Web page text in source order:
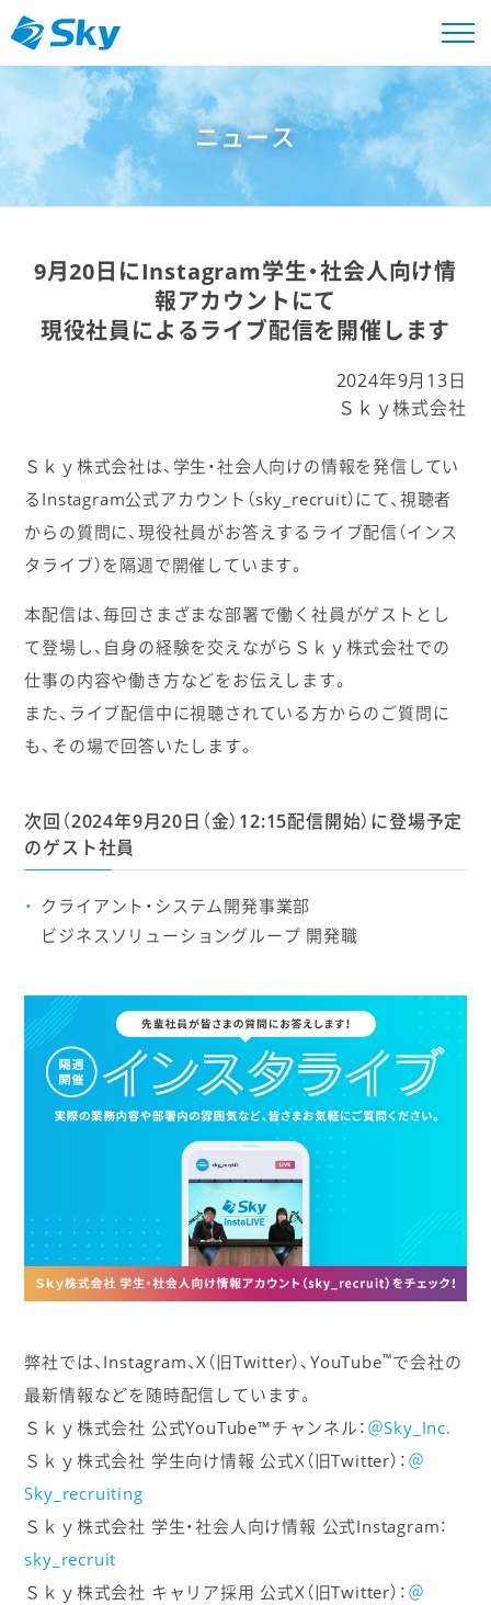
ニュース
9月20日にInstagram学生・社会人向け情
報アカウントにて
現役社員によるライブ配信を開催します
2024年9月13日
Ｓｋｙ株式会社
Ｓｋｙ株式会社は、学生・社会人向けの情報を発信してい
るInstagram公式アカウント（sky_recruit）にて、視聴者
からの質問に、現役社員がお答えするライブ配信（インス
タライブ）を隔週で開催しています。
本配信は、毎回さまざまな部署で働く社員がゲストとし
て登場し、自身の経験を交えながらＳｋｙ株式会社での
仕事の内容や働き方などをお伝えします。
また、ライブ配信中に視聴されている方からのご質問に
も、その場で回答いたします。
次回（2024年9月20日（金）12:15配信開始）に登場予定
のゲスト社員
クライアント・システム開発事業部
ビジネスソリューショングループ 開発職
弊社では、Instagram、X（旧Twitter）、YouTube™で会社の
最新情報などを随時配信しています。
Ｓｋｙ株式会社 公式YouTube™チャンネル： ＠Sky_Inc.
Ｓｋｙ株式会社 学生向け情報 公式X（旧Twitter）： ＠
Sky_recruiting
Ｓｋｙ株式会社 学生・社会人向け情報 公式Instagram：
sky_recruit
Ｓｋｙ株式会社 キャリア採用 公式X（旧Twitter）： ＠